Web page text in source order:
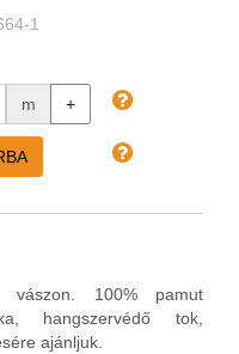
1
m +
vászon. 100% pamut
hangszervédő tok,
ajánljuk.